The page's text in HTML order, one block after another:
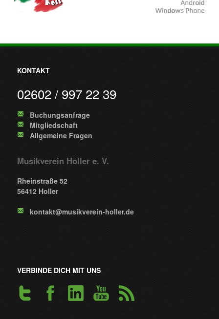
KONTAKT
02602 / 997 22 39
Buchungsanfrage
Mitgliedschaft
Allgemeine Fragen
Musikverein Holler e. V.
Rheinstraße 52
56412 Holler
kontakt@musikverein-holler.de
VERBINDE DICH MIT UNS